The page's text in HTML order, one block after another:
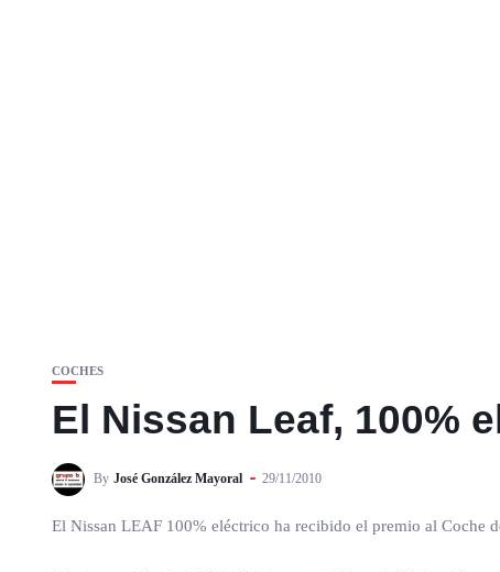
COCHES
El Nissan Leaf, 100%
By José González Mayoral 29/11/2010
El Nissan LEAF 100% eléctrico ha recibido el premio al Coche